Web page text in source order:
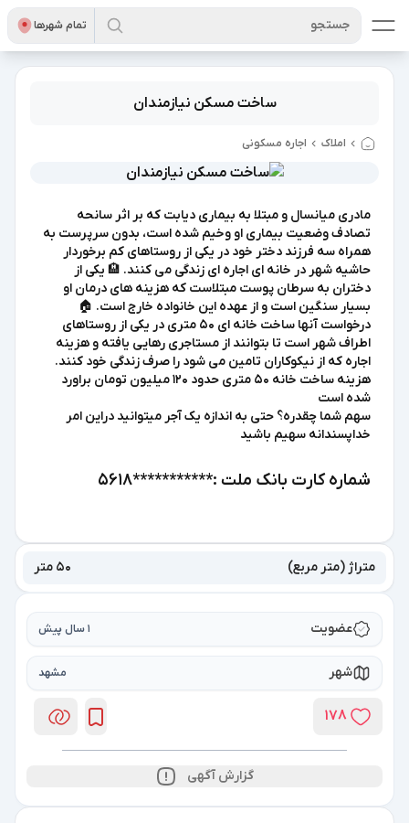
تمام شهر‌ها جستجو
ساخت مسکن نیازمندان
املاک اجاره مسکونی
مادری میانسال و مبتلا به بیماری دیابت که بر اثر سانحه
تصادف وضعیت بیماری او وخیم شده است، بدون سرپرست به
همراه سه فرزند دختر خود در یکی از روستاهای کم برخوردار
حاشیه شهر در خانه ای اجاره ای زندگی می کنند. 🏨 یکی از
دختران به سرطان پوست مبتلاست که هزینه های درمان او
بسیار سنگین است و از عهده این خانواده خارج است. 🏠
درخواست آنها ساخت خانه ای ۵۰ متری در یکی از روستاهای
اطراف شهر است تا بتوانند از مستاجری رهایی یافته و هزینه
اجاره که از نیکوکاران تامین می شود را صرف زندگی خود کنند.
هزینه ساخت خانه ۵۰ متری حدود ۱۲۰ میلیون تومان براورد
شده است
سهم شما چقدره؟ حتی به اندازه یک آجر میتوانید دراین امر
خداپسندانه سهیم باشید
شماره کارت بانک ملت :***********5618
متراژ (متر مربع) 50 متر
عضویت 1 سال پیش
شهر مشهد
گزارش آگهی